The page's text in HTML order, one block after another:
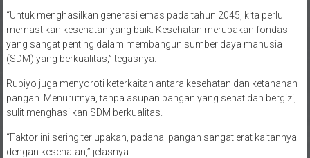
“Untuk menghasilkan generasi emas pada tahun 2045, kita perlu
memastikan kesehatan yang baik. Kesehatan merupakan fondasi
yang sangat penting dalam membangun sumber daya manusia
(SDM) yang berkualitas,” tegasnya.
Rubiyo juga menyoroti keterkaitan antara kesehatan dan ketahanan
pangan. Menurutnya, tanpa asupan pangan yang sehat dan bergizi,
sulit menghasilkan SDM berkualitas.
“Faktor ini sering terlupakan, padahal pangan sangat erat kaitannya
dengan kesehatan,” jelasnya.